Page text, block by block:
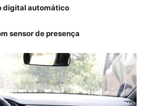
digital automático
sensor de presença